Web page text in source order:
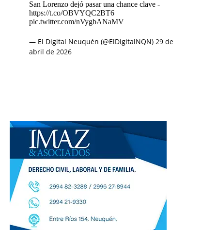
San Lorenzo dejó pasar una chance clave -
https://t.co/OBVYQC2BT6
pic.twitter.com/nVygbANaMV
— El Digital Neuquén (@ElDigitalNQN) 29 de
abril de 2026